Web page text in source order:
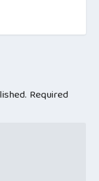
Required